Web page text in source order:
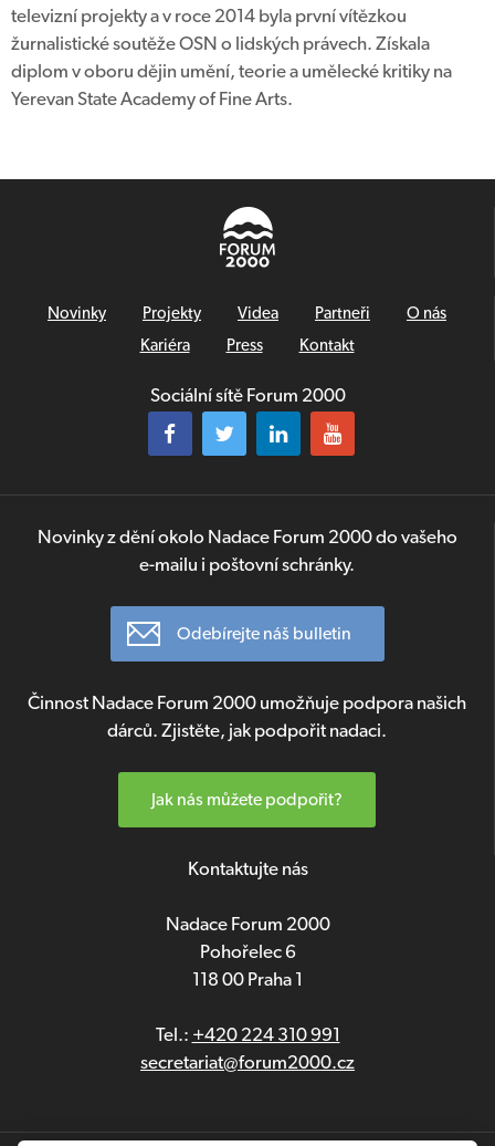
televizní projekty a v roce 2014 byla první vítězkou
žurnalistické soutěže OSN o lidských právech. Získala
diplom v oboru dějin umění, teorie a umělecké kritiky na
Yerevan State Academy of Fine Arts.
Novinky Projekty Videa Partneři
O nás
Kariéra
Press Kontakt
Sociální sítě Forum 2000
Novinky z dění okolo Nadace Forum 2000 do vašeho
e-mailu i poštovní schránky.
Odebírejte náš bulletin
Činnost Nadace Forum 2000 umožňuje podpora našich
dárců. Zjistěte, jak podpořit nadaci.
Jak nás můžete podpořit?
Kontaktujte nás
Nadace Forum 2000
Pohořelec 6
118 00 Praha 1
Tel.: +420 224 310 991
secretariat@forum2000.cz